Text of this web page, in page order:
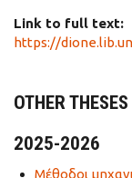
Link to full text:
https://
OTHER THESES
2025-2026
Μέθοδοι